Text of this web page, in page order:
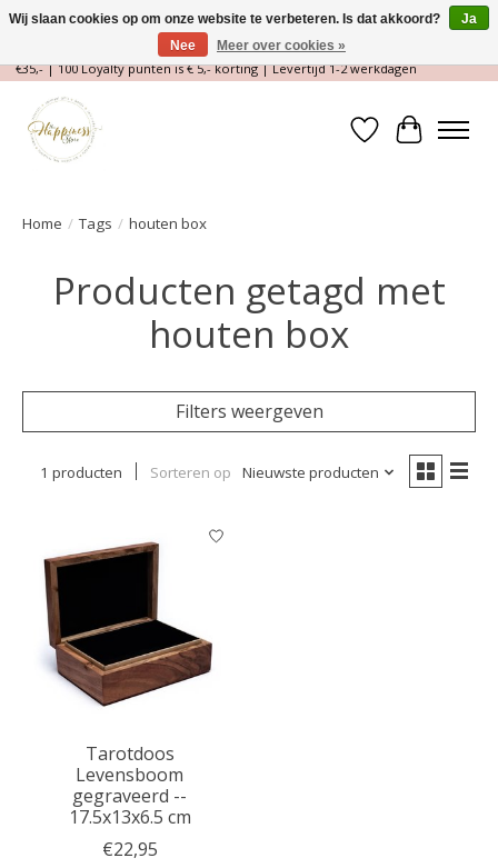
Magische Conceptstore, Edelstenen & Spirituele winkel | Gratis verzending >
€35,- | 100 Loyalty punten is € 5,- korting | Levertijd 1-2 werkdagen
Verlanglijst
Home / Tags / houten box
Producten getagd met
houten box
Filters weergeven
1 producten Sorteren op Nieuwste producten
Tarotdoos
Levensboom
gegraveerd --
17.5x13x6.5 cm
€22,95
Wij slaan cookies op om onze website te verbeteren. Is dat akkoord?
Ja
Nee
Meer over cookies »